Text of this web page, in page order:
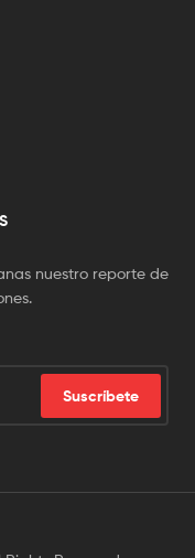
nuestro reporte de
Suscríbete